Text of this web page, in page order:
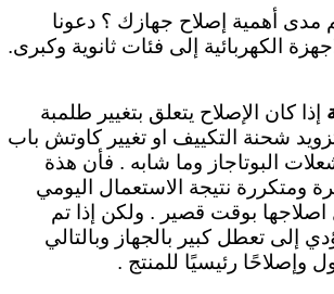
مدى أهمية إصلاح جهازك ؟ دعونا
الكهربائية إلى فئات ثانوية وكبرى.
إذا كان الإصلاح يتعلق بتغيير طلمبة
شحنة التكييف او تغيير كاوتش باب
البوتاجاز وما شابه . فأن هذة
ومتكررة نتيجة الاستعمال اليومي
بوقت قصير . ولكن إذا تم
إلى تعطل كبير بالجهاز وبالتالي
رئيسيًا للمنتج .